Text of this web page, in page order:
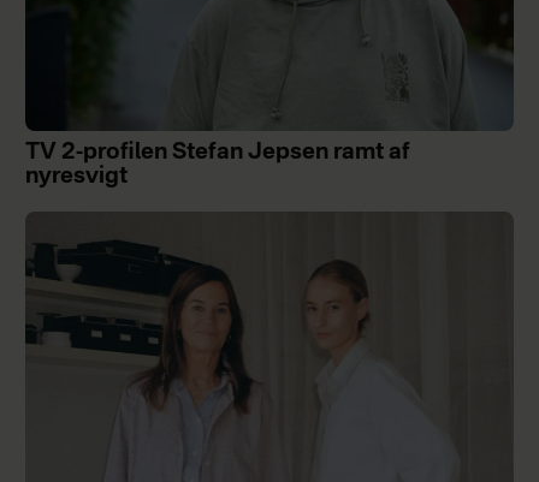
TV 2-profilen Stefan Jepsen ramt af
nyresvigt